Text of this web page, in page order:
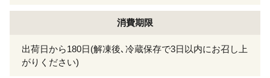
消費期限
出荷日から180日(解凍後､冷蔵保存で3日以内にお召し上
がりください)